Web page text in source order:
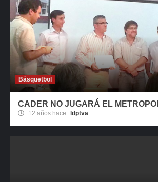
Básquetbol
CADER NO JUGARÁ EL
12 años hace ldptva